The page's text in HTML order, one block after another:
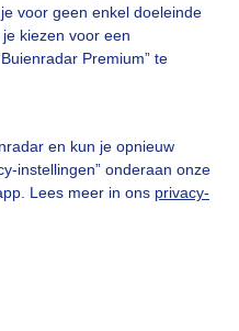
voor geen enkel doeleinde
kiezen voor een
Premium” te
en kun je opnieuw
instellingen” onderaan onze
Lees meer in ons privacy-